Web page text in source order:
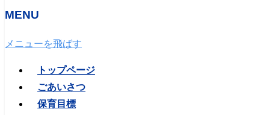
MENU
メニューを飛ばす
トップページ
ごあいさつ
保育目標